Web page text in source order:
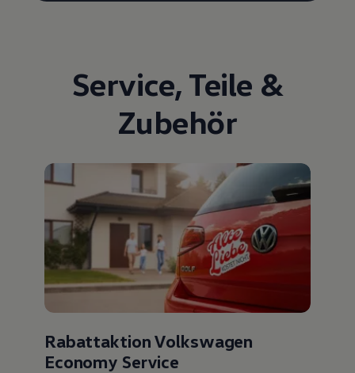
Service, Teile &
Zubehör
Rabattaktion Volkswagen
Economy Service